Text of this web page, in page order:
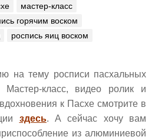
мастер-класс
горячим воском
роспись яиц воском
на тему росписи пасхальных
класс, видео ролик и
к Пасхе смотрите в
здесь. А сейчас хочу вам
из алюминиевой